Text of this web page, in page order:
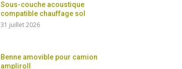
Sous-couche acoustique
compatible chauffage sol
31 juillet 2026
Benne amovible pour camion
ampliroll